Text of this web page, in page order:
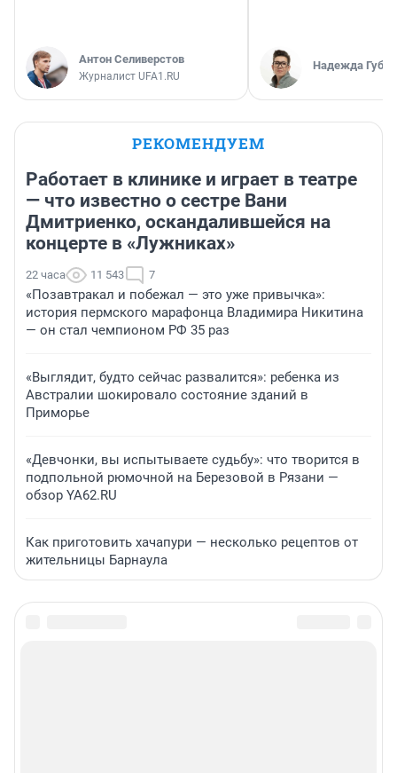
Антон Селиверстов
Журналист UFA1.RU
Надежда
РЕКОМЕНДУЕМ
Работает в клинике и играет в театре
— что известно о сестре Вани
Дмитриенко, оскандалившейся на
концерте в «Лужниках»
22 часа 11 543 7
«Позавтракал и побежал — это уже привычка»:
история пермского марафонца Владимира Никитина
— он стал чемпионом РФ 35 раз
«Выглядит, будто сейчас развалится»: ребенка из
Австралии шокировало состояние зданий в
Приморье
«Девчонки, вы испытываете судьбу»: что творится в
подпольной рюмочной на Березовой в Рязани —
обзор YA62.RU
Как приготовить хачапури — несколько рецептов от
жительницы Барнаула